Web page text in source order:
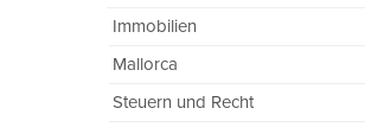
Immobilien
Mallorca
Steuern und Recht